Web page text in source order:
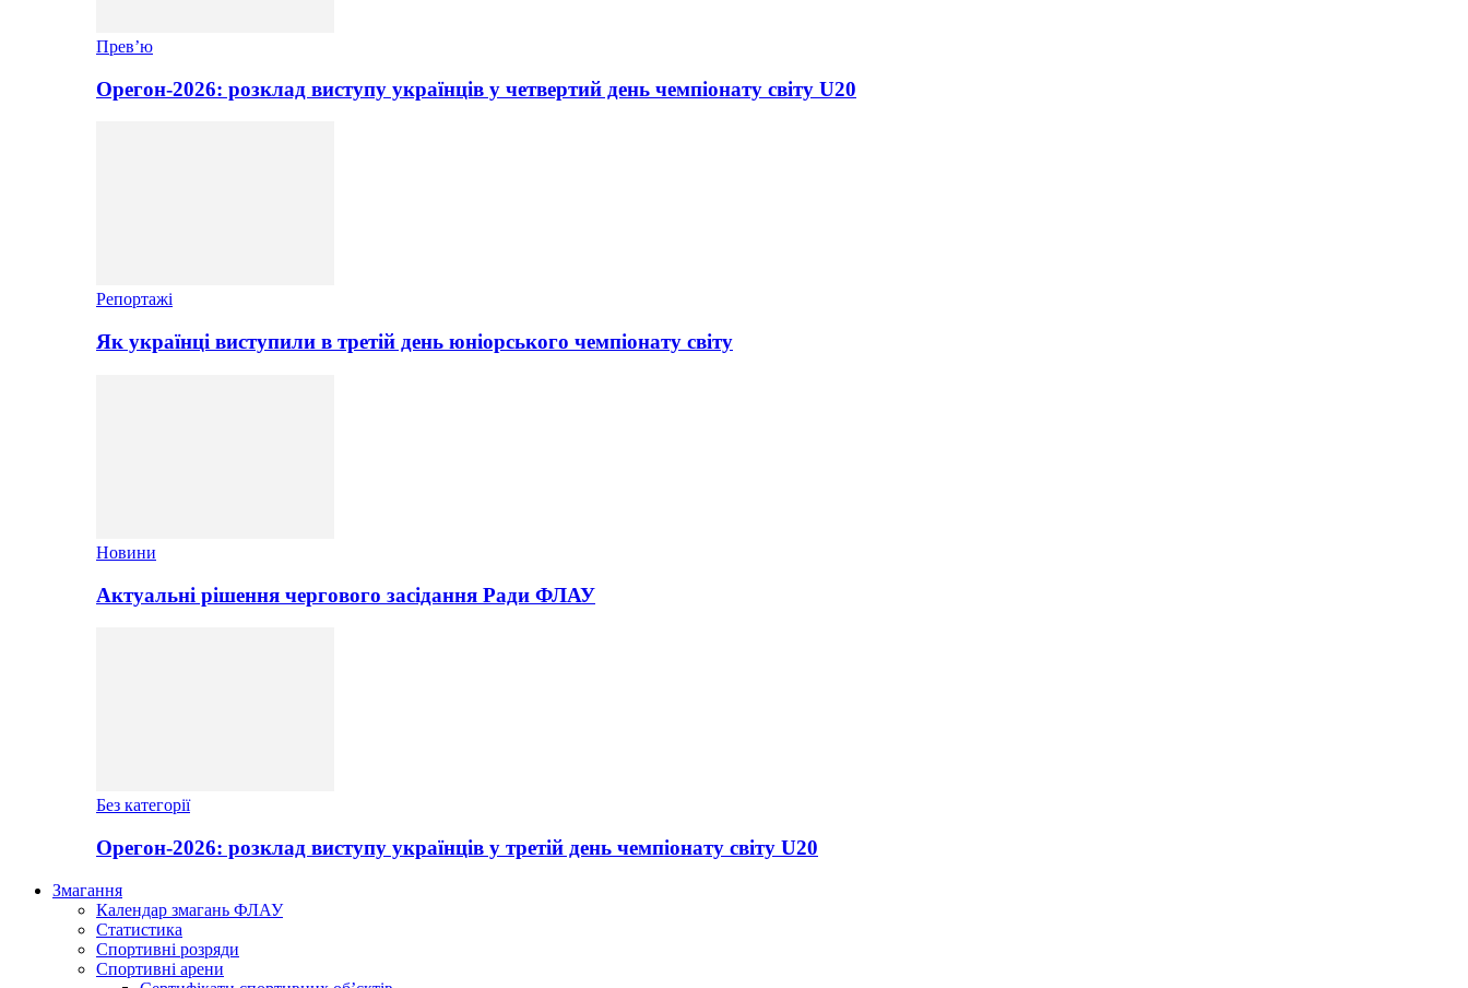
Прев’ю
Орегон-2026: розклад виступу українців у четвертий день чемпіонату світу U20
Репортажі
Як українці виступили в третій день юніорського чемпіонату світу
Новини
Актуальні рішення чергового засідання Ради ФЛАУ
Без категорії
Орегон-2026: розклад виступу українців у третій день чемпіонату світу U20
Змагання
Календар змагань ФЛАУ
Статистика
Спортивні розряди
Спортивні арени